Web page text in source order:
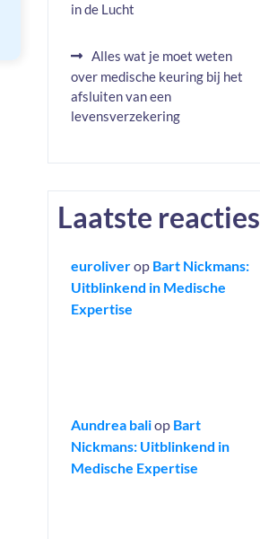
in de Lucht
Alles wat je moet weten
over medische keuring bij het
afsluiten van een
levensverzekering
Laatste reacties
euroliverop Bart Nickmans:
Uitblinkend in Medische
Expertise
Aundrea baliop Bart
Nickmans: Uitblinkend in
Medische Expertise